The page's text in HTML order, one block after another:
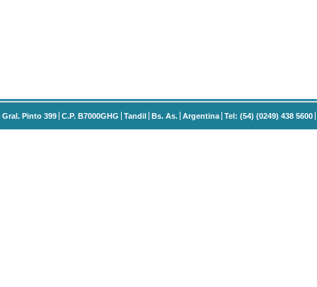
Gral. Pinto 399 C.P. B7000GHG Tandil Bs. As. Argentina Tel: (54) (0249) 438 5600